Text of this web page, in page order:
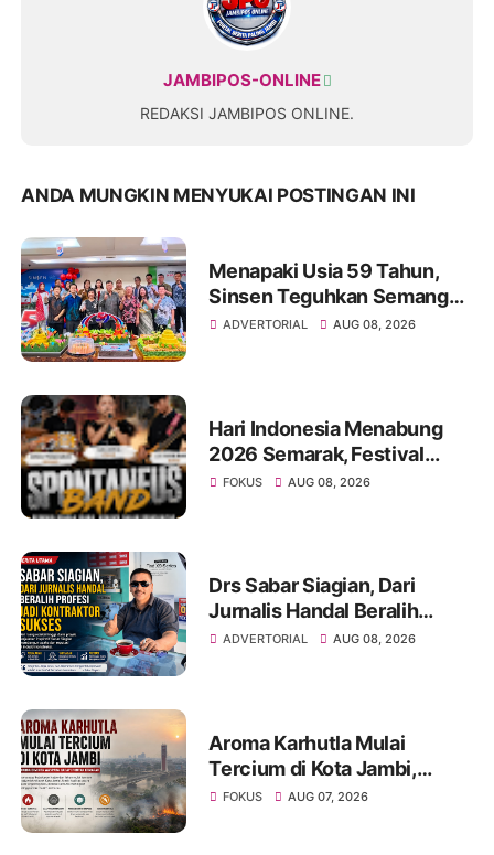
JAMBIPOS-ONLINE
REDAKSI JAMBIPOS ONLINE.
ANDA MUNGKIN MENYUKAI POSTINGAN INI
Menapaki Usia 59 Tahun,
Sinsen Teguhkan Semangat
“Sustainably Growing”
ADVERTORIAL AUG 08, 2026
Hari Indonesia Menabung
2026 Semarak, Festival
Band Pelajar dan Mahasiswa
2
FOKUS AUG 08, 2026
Drs Sabar Siagian, Dari
Jurnalis Handal Beralih
Profesi Jadi Kontraktor
ADVERTORIAL AUG 08, 2026
Aroma Karhutla Mulai
Tercium di Kota Jambi,
Warga Diminta Waspada
FOKUS AUG 07, 2026